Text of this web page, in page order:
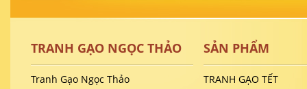
TRANH GẠO NGỌC THẢO
Tranh Gạo Ngọc Thảo
SẢN PHẨM
TRANH GẠO TẾT